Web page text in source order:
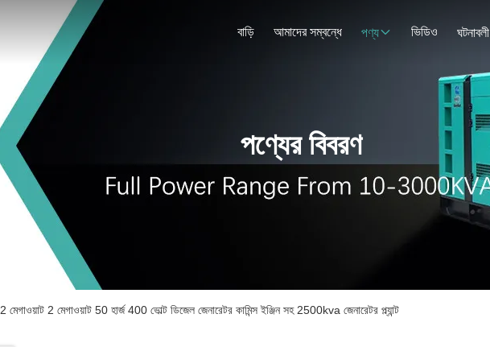
বাড়ি আমাদের সম্বন্ধে পণ্য ভিডিও ঘটনাবলী
পণ্যের বিবরণ
2 মেগাওয়াট 2 মেগাওয়াট 50 হার্জ 400 ভোল্ট ডিজেল জেনারেটর কামিন্স ইঞ্জিন সহ 2500kva জেনারেটর প্ল্যান্ট